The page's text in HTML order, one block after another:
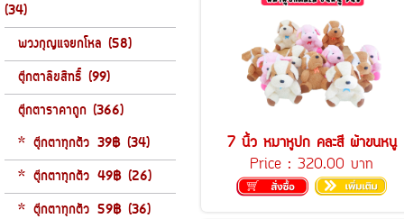
(34)
พวงกุญแจยกโหล (58)
ตุ๊กตาลิขสิทธิ์ (99)
ตุ๊กตาราคาถูก (366)
* ตุ๊กตาทุกตัว 39฿ (34)
* ตุ๊กตาทุกตัว 49฿ (26)
* ตุ๊กตาทุกตัว 59฿ (36)
7 นิ้ว หมาหูปก คละสี ผ้าขนหนู
Price : 320.00 บาท